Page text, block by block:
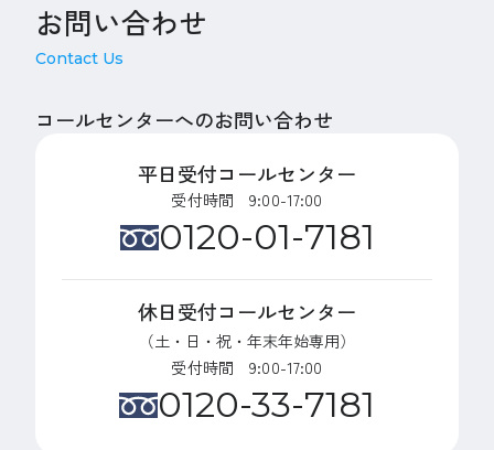
お問い合わせ
Contact Us
コールセンターへのお問い合わせ
平日受付コールセンター
受付時間 9:00-17:00
0120-01-7181
休日受付コールセンター
（土・日・祝・年末年始専用）
受付時間 9:00-17:00
0120-33-7181